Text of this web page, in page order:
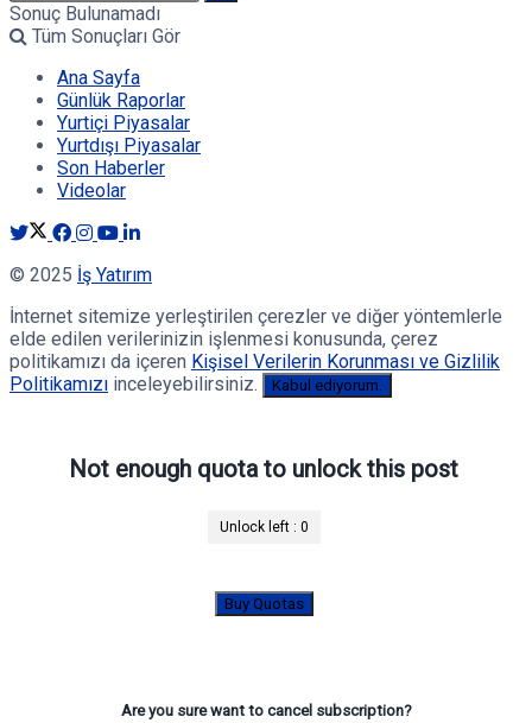
Sonuç Bulunamadı
Tüm Sonuçları Gör
Ana Sayfa
Günlük Raporlar
Yurtiçi Piyasalar
Yurtdışı Piyasalar
Son Haberler
Videolar
© 2025 İş Yatırım
İnternet sitemize yerleştirilen çerezler ve diğer yöntemlerle
elde edilen verilerinizin işlenmesi konusunda, çerez
politikamızı da içeren Kişisel Verilerin Korunması ve Gizlilik
Politikamızı inceleyebilirsiniz. Kabul ediyorum.
Not enough quota to unlock this post
Unlock left : 0
Buy Quotas
Are you sure want to cancel subscription?